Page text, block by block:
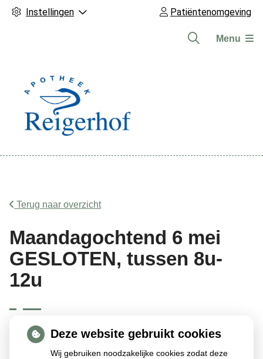
Instellingen Patiëntenomgeving
Menu
Terug naar overzicht
Maandagochtend 6 mei
GESLOTEN, tussen 8u-
12u
Maandagochtend 6 mei zijn we helaas GESLOTEN tussen
8u-12u, omdat Stedin aan de stroomvoorziening werkt. We
Deze website gebruikt cookies
Wij gebruiken noodzakelijke cookies zodat deze